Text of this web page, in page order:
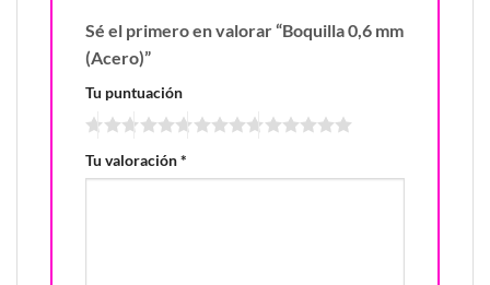
Sé el primero en valorar “Boquilla 0,6 mm
(Acero)”
Tu puntuación
Tu valoración*